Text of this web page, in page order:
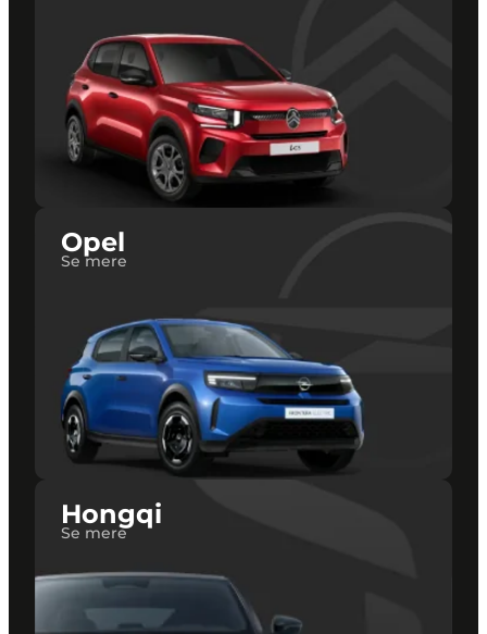
Opel
Se mere
Hongqi
Se mere